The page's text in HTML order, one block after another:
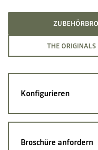
THE
Konfigurieren
Broschüre anfordern